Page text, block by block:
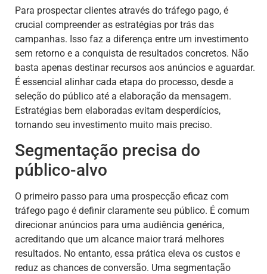
Para prospectar clientes através do tráfego pago, é
crucial compreender as estratégias por trás das
campanhas. Isso faz a diferença entre um investimento
sem retorno e a conquista de resultados concretos. Não
basta apenas destinar recursos aos anúncios e aguardar.
É essencial alinhar cada etapa do processo, desde a
seleção do público até a elaboração da mensagem.
Estratégias bem elaboradas evitam desperdícios,
tornando seu investimento muito mais preciso.
Segmentação precisa do
público-alvo
O primeiro passo para uma prospecção eficaz com
tráfego pago é definir claramente seu público. É comum
direcionar anúncios para uma audiência genérica,
acreditando que um alcance maior trará melhores
resultados. No entanto, essa prática eleva os custos e
reduz as chances de conversão. Uma segmentação